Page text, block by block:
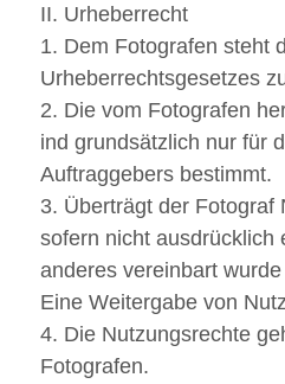
II. Urheberrecht
1. Dem Fotografen steht
Urheberrechtsgesetzes
2. Die vom Fotografen
ind grundsätzlich nur für
Auftraggebers bestimmt.
3. Überträgt der Fotograf
sofern nicht ausdrücklich
anderes vereinbart
Eine Weitergabe von
4. Die Nutzungsrechte
Fotografen.